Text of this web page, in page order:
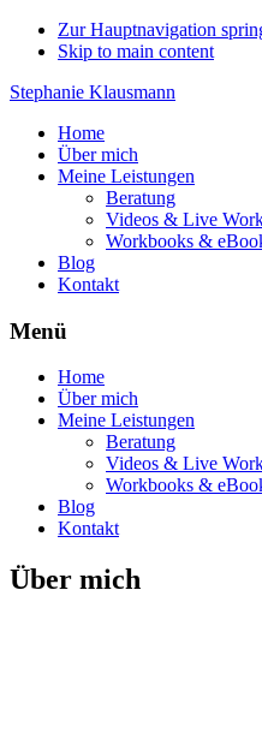
Zur Hauptnavigation
Skip to main content
Stephanie Klausmann
Home
Über mich
Meine Leistungen
Beratung
Videos & Live
Workbooks &
Blog
Kontakt
Menü
Home
Über mich
Meine Leistungen
Beratung
Videos & Live
Workbooks &
Blog
Kontakt
Über mich